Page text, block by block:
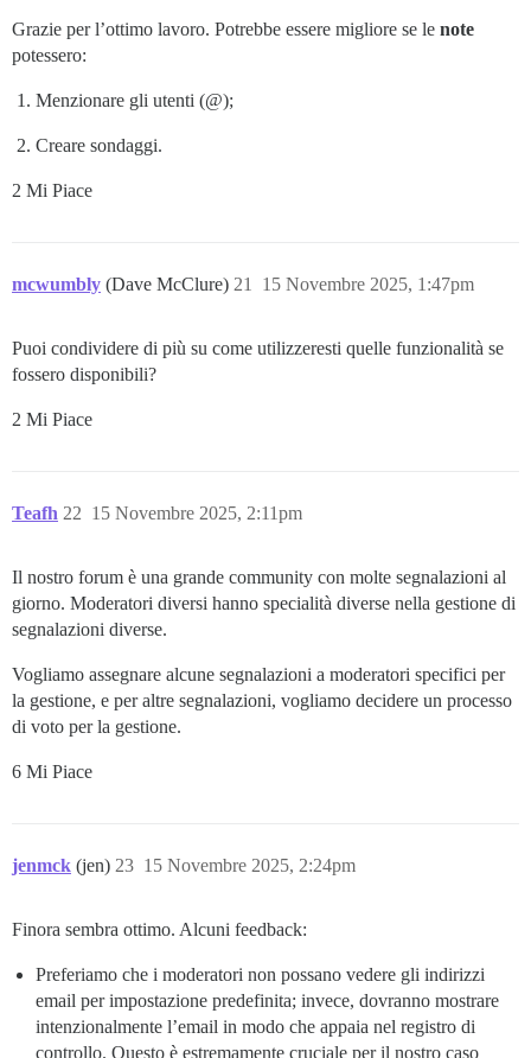
Grazie per l’ottimo lavoro. Potrebbe essere migliore se le note
potessero:
Menzionare gli utenti (@);
Creare sondaggi.
2 Mi Piace
mcwumbly (Dave McClure) 15 Novembre 2025, 1:47pm
21
Puoi condividere di più su come utilizzeresti quelle funzionalità se
fossero disponibili?
2 Mi Piace
Teafh 15 Novembre 2025, 2:11pm
22
Il nostro forum è una grande community con molte segnalazioni al
giorno. Moderatori diversi hanno specialità diverse nella gestione di
segnalazioni diverse.
Vogliamo assegnare alcune segnalazioni a moderatori specifici per
la gestione, e per altre segnalazioni, vogliamo decidere un processo
di voto per la gestione.
6 Mi Piace
jenmck (jen) 15 Novembre 2025, 2:24pm
23
Finora sembra ottimo. Alcuni feedback:
Preferiamo che i moderatori non possano vedere gli indirizzi
email per impostazione predefinita; invece, dovranno mostrare
intenzionalmente l’email in modo che appaia nel registro di
controllo. Questo è estremamente cruciale per il nostro caso